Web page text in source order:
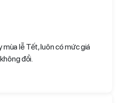
lễ Tết, luôn có mức giá
đổi.